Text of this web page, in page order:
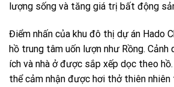
lượng sống và tăng giá trị bất động
Điểm nhấn của khu đô thị dự án Hado
hồ trung tâm uốn lượn như Rồng. Cảnh
ích và nhà ở được sắp xếp dọc theo
thể cảm nhận được hơi thở thiên nhiên